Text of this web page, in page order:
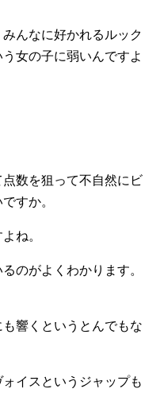
んなに好かれるルック
女の子に弱いんですよ
数を狙って不自然にビ
すか。
ね。
のがよくわかります。
響くというとんでもな
イスというジャップも